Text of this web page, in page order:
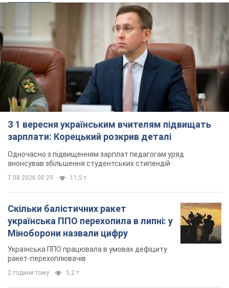
З 1 вересня українським вчителям підвищать
зарплати: Корецький розкрив деталі
Одночасно з підвищенням зарплат педагогам уряд
анонсував збільшення студентських стипендій
7.08.2026 00:29 11,5 т.
Скільки балістичних ракет
українська ППО перехопила в липні: у
Міноборони назвали цифру
Українська ППО працювала в умовах дефіциту
ракет-перехоплювачів
2 години тому 5,2 т.